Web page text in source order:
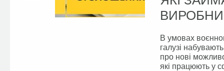
В умовах
галузі
про нові
які працюють у